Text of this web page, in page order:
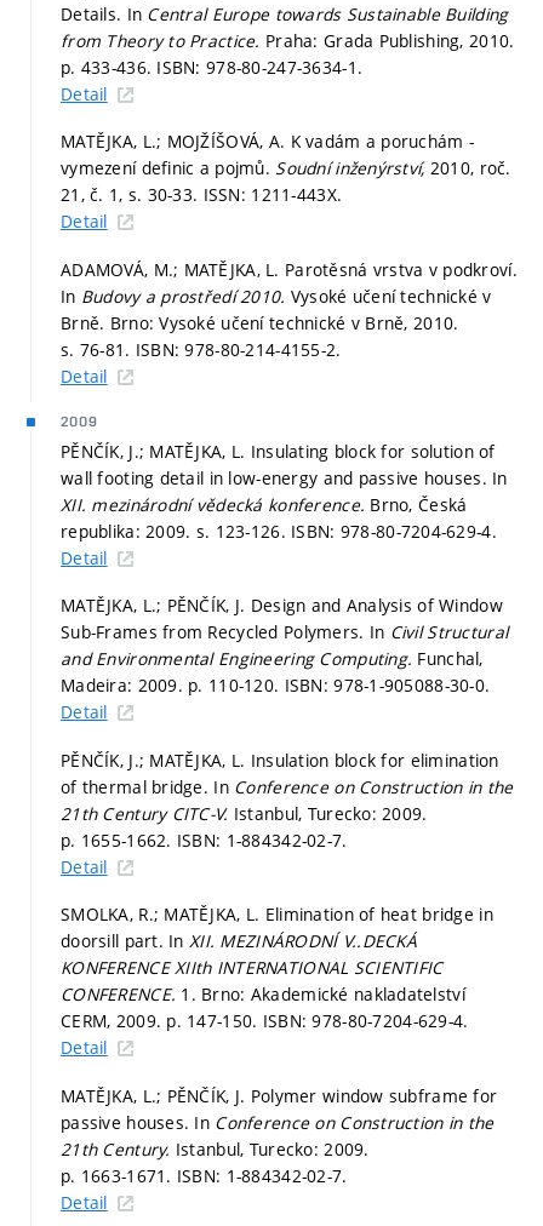
Details. In Central Europe towards Sustainable Building
from Theory to Practice. Praha: Grada Publishing, 2010.
p. 433-436. ISBN: 978-80-247-3634-1.
Detail
MATĚJKA, L.; MOJŽÍŠOVÁ, A. K vadám a poruchám -
vymezení definic a pojmů. Soudní inženýrství, 2010, roč.
21, č. 1, s. 30-33. ISSN: 1211-443X.
Detail
ADAMOVÁ, M.; MATĚJKA, L. Parotěsná vrstva v podkroví.
In Budovy a prostředí 2010. Vysoké učení technické v
Brně. Brno: Vysoké učení technické v Brně, 2010.
s. 76-81. ISBN: 978-80-214-4155-2.
Detail
2009
PĚNČÍK, J.; MATĚJKA, L. Insulating block for solution of
wall footing detail in low-energy and passive houses. In
XII. mezinárodní vědecká konference. Brno, Česká
republika: 2009. s. 123-126. ISBN: 978-80-7204-629-4.
Detail
MATĚJKA, L.; PĚNČÍK, J. Design and Analysis of Window
Sub-Frames from Recycled Polymers. In Civil Structural
and Environmental Engineering Computing. Funchal,
Madeira: 2009. p. 110-120. ISBN: 978-1-905088-30-0.
Detail
PĚNČÍK, J.; MATĚJKA, L. Insulation block for elimination
of thermal bridge. In Conference on Construction in the
21th Century CITC-V. Istanbul, Turecko: 2009.
p. 1655-1662. ISBN: 1-884342-02-7.
Detail
SMOLKA, R.; MATĚJKA, L. Elimination of heat bridge in
doorsill part. InXII. MEZINÁRODNÍ V..DECKÁ
KONFERENCE XIIth INTERNATIONAL SCIENTIFIC
CONFERENCE. 1. Brno: Akademické nakladatelství
CERM, 2009. p. 147-150. ISBN: 978-80-7204-629-4.
Detail
MATĚJKA, L.; PĚNČÍK, J. Polymer window subframe for
passive houses. In Conference on Construction in the
21th Century. Istanbul, Turecko: 2009.
p. 1663-1671. ISBN: 1-884342-02-7.
Detail